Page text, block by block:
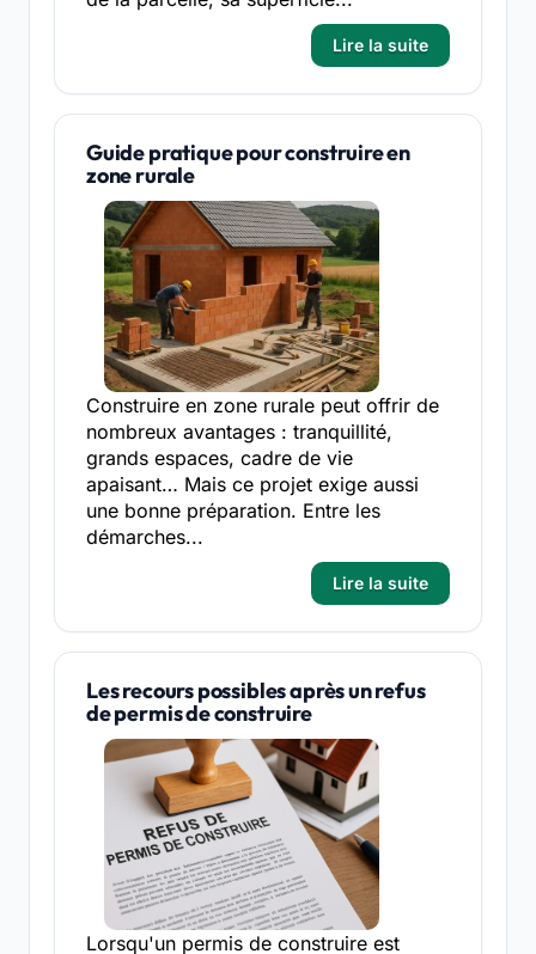
Lire la suite
Guide pratique pour construire en
zone rurale
Construire en zone rurale peut offrir de
nombreux avantages : tranquillité,
grands espaces, cadre de vie
apaisant… Mais ce projet exige aussi
une bonne préparation. Entre les
démarches...
Lire la suite
Les recours possibles après un refus
de permis de construire
Lorsqu'un permis de construire est